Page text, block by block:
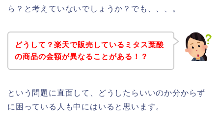
ら？と考えていないでしょうか？でも、、、。
どうして？楽天で販売しているミタス葉酸
の商品の金額が異なることがある！？
という問題に直面して、どうしたらいいのか分からず
に困っている人も中にはいると思います。